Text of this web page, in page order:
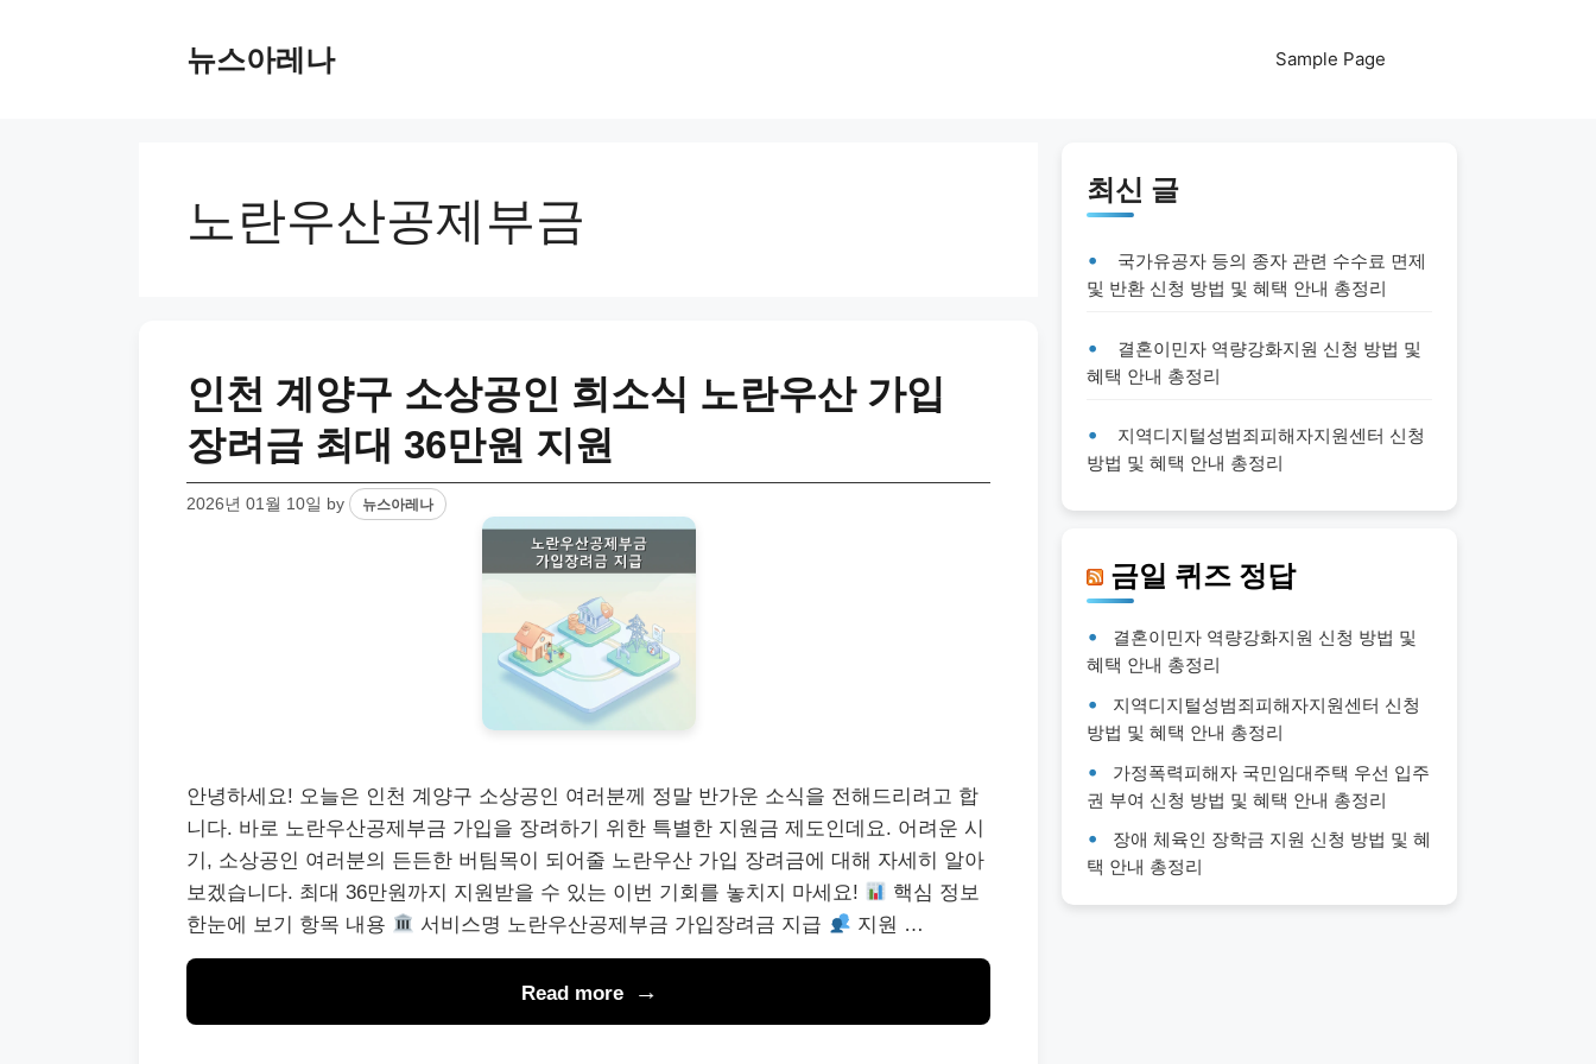
뉴스아레나 Sample Page
노란우산공제부금
인천 계양구 소상공인 희소식 노란우산 가입
장려금 최대 36만원 지원
2026년 01월 10일 by 뉴스아레나
안녕하세요! 오늘은 인천 계양구 소상공인 여러분께 정말 반가운 소식을 전해드리려고 합
니다. 바로 노란우산공제부금 가입을 장려하기 위한 특별한 지원금 제도인데요. 어려운 시
기, 소상공인 여러분의 든든한 버팀목이 되어줄 노란우산 가입 장려금에 대해 자세히 알아
보겠습니다. 최대 36만원까지 지원받을 수 있는 이번 기회를 놓치지 마세요!
핵심 정보
한눈에 보기 항목 내용
서비스명 노란우산공제부금 가입장려금 지급 지원 …
Read more
최신 글
국가유공자 등의 종자 관련 수수료 면제
및 반환 신청 방법 및 혜택 안내 총정리
결혼이민자 역량강화지원 신청 방법 및
혜택 안내 총정리
지역디지털성범죄피해자지원센터 신청
방법 및 혜택 안내 총정리
금일 퀴즈 정답
결혼이민자 역량강화지원 신청 방법 및
혜택 안내 총정리
지역디지털성범죄피해자지원센터 신청
방법 및 혜택 안내 총정리
가정폭력피해자 국민임대주택 우선 입주
권 부여 신청 방법 및 혜택 안내 총정리
장애 체육인 장학금 지원 신청 방법 및 혜
택 안내 총정리